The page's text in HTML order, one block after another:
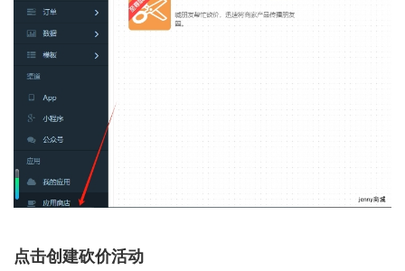
点击创建砍价活动